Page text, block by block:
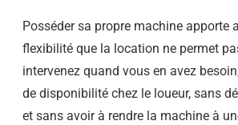
Posséder sa propre machine apporte
flexibilité que la location ne permet
intervenez quand vous en avez
de disponibilité chez le loueur, sans
et sans avoir à rendre la machine à